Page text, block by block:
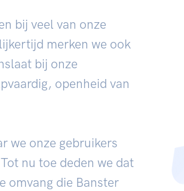
bij veel van onze
merken we ook
bij onze
openheid van
we onze gebruikers
nu toe deden we dat
omvang die Banster